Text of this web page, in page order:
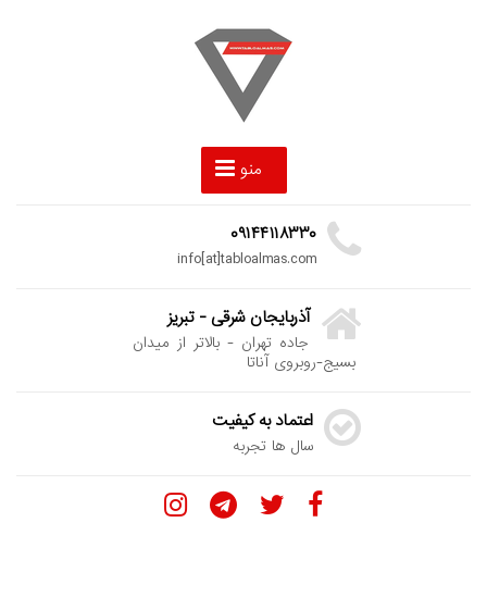
منو
۰۹۱۴۴۱۱۸۳۳۰
info[at]tabloalmas.com
آذربایجان شرقی - تبریز
جاده تهران - بالاتر از میدان
بسیج-روبروی آناتا
اعتماد به کیفیت
سال ها تجربه